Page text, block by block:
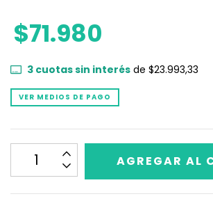
$71.980
3cuotas sin interésde $23.993,33
VER MEDIOS DE PAGO